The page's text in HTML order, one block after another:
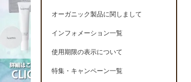
オーガニック製品に関しまして
インフォメーション一覧
使用期限の表示について
特集・キャンペーン一覧